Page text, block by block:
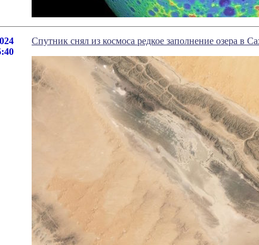
Спутник снял из космоса редкое заполнение озера в